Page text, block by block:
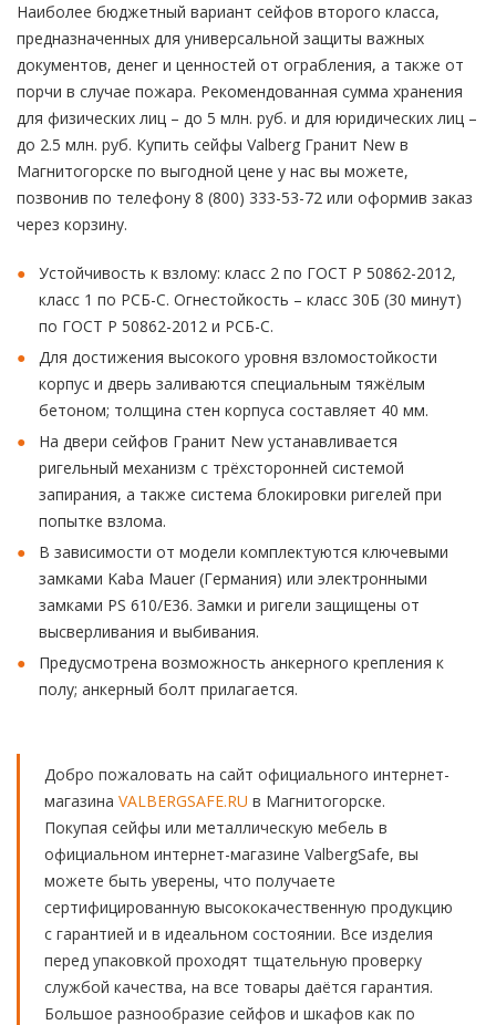
Наиболее бюджетный вариант сейфов второго класса,
предназначенных для универсальной защиты важных
документов, денег и ценностей от ограбления, а также от
порчи в случае пожара. Рекомендованная сумма хранения
для физических лиц – до 5 млн. руб. и для юридических лиц –
до 2.5 млн. руб. Купить сейфы Valberg Гранит New в
Магнитогорске по выгодной цене у нас вы можете,
позвонив по телефону 8 (800) 333-53-72 или оформив заказ
через корзину.
Устойчивость к взлому: класс 2 по ГОСТ Р 50862-2012,
класс 1 по РСБ-С. Огнестойкость – класс 30Б (30 минут)
по ГОСТ Р 50862-2012 и РСБ-С.
Для достижения высокого уровня взломостойкости
корпус и дверь заливаются специальным тяжёлым
бетоном; толщина стен корпуса составляет 40 мм.
На двери сейфов Гранит New устанавливается
ригельный механизм с трёхсторонней системой
запирания, а также система блокировки ригелей при
попытке взлома.
В зависимости от модели комплектуются ключевыми
замками Kaba Mauer (Германия) или электронными
замками PS 610/E36. Замки и ригели защищены от
высверливания и выбивания.
Предусмотрена возможность анкерного крепления к
полу; анкерный болт прилагается.
Добро пожаловать на сайт официального интернет-
магазина VALBERGSAFE.RU в Магнитогорске.
Покупая сейфы или металлическую мебель в
официальном интернет-магазине ValbergSafe, вы
можете быть уверены, что получаете
сертифицированную высококачественную продукцию
с гарантией и в идеальном состоянии. Все изделия
перед упаковкой проходят тщательную проверку
службой качества, на все товары даётся гарантия.
Большое разнообразие сейфов и шкафов как по